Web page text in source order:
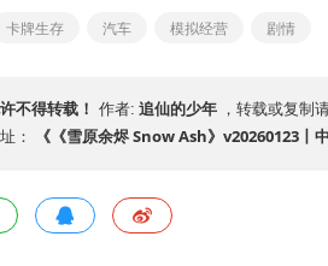
卡牌生存 汽车 模拟经营 剧情
不得转载！ 作者: 追仙的少年 ，转载或复制
：
《《雪原余烬 Snow Ash》v20260123丨